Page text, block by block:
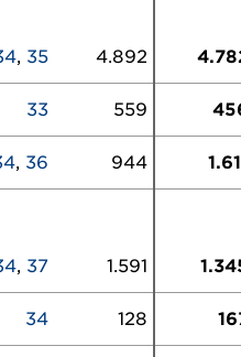
, 35 4.892
33 559
, 36 944
, 37 1.591
34 128